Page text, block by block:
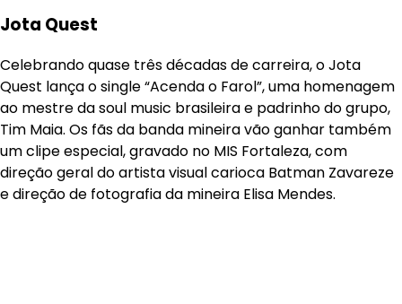
Jota Quest
Celebrando quase três décadas de carreira, o Jota
Quest lança o single “Acenda o Farol”, uma homenagem
ao mestre da soul music brasileira e padrinho do grupo,
Tim Maia. Os fãs da banda mineira vão ganhar também
um clipe especial, gravado no MIS Fortaleza, com
direção geral do artista visual carioca Batman Zavareze
e direção de fotografia da mineira Elisa Mendes.